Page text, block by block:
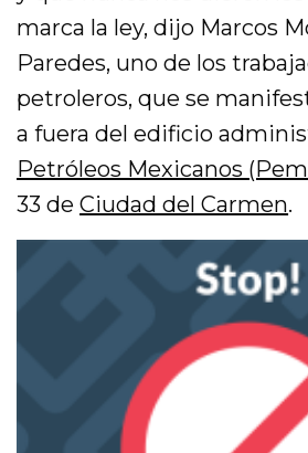
marca la ley, dijo Marcos
Paredes, uno de los
petroleros, que se
a fuera del edificio
Petróleos Mexicanos
33 deCiudad del Carmen.